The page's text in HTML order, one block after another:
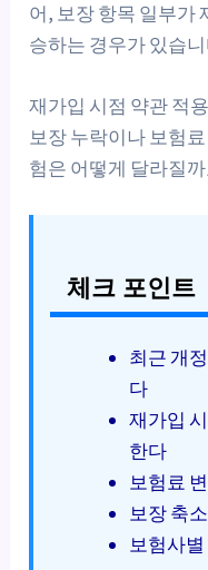
어, 보장 항목 일부가
승하는 경우가 있습
재가입 시점 약관 적
보장 누락이나 보험
험은 어떻게 달라질
체크 포인트
최근 개
다
재가입
한다
보험료
보장 축
보험사